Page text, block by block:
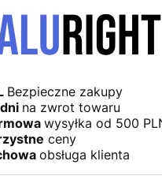
Bezpieczne zakupy
dni na zwrot towaru
wysyłka od 500
ceny
obsługa klienta